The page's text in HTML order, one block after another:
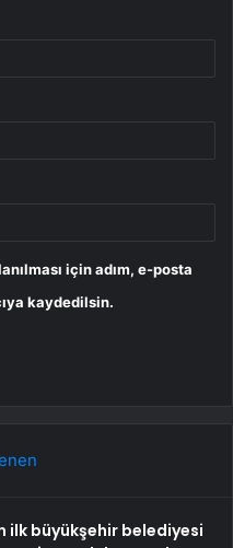
için adım, e-posta
kaydedilsin.
ilk büyükşehir belediyesi